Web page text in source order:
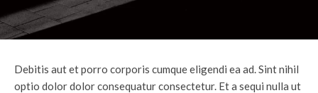
Debitis aut et porro corporis cumque eligendi ea ad. Sint nihil
optio dolor dolor consequatur consectetur. Et a sequi nulla ut